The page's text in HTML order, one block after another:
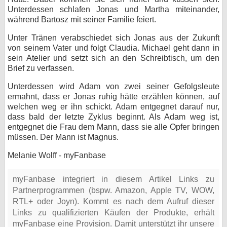
Unterdessen schlafen Jonas und Martha miteinander,
während Bartosz mit seiner Familie feiert.
Unter Tränen verabschiedet sich Jonas aus der Zukunft
von seinem Vater und folgt Claudia. Michael geht dann in
sein Atelier und setzt sich an den Schreibtisch, um den
Brief zu verfassen.
Unterdessen wird Adam von zwei seiner Gefolgsleute
ermahnt, dass er Jonas ruhig hätte erzählen können, auf
welchen weg er ihn schickt. Adam entgegnet darauf nur,
dass bald der letzte Zyklus beginnt. Als Adam weg ist,
entgegnet die Frau dem Mann, dass sie alle Opfer bringen
müssen. Der Mann ist Magnus.
Melanie Wolff - myFanbase
myFanbase integriert in diesem Artikel Links zu
Partnerprogrammen (bspw. Amazon, Apple TV, WOW,
RTL+ oder Joyn). Kommt es nach dem Aufruf dieser
Links zu qualifizierten Käufen der Produkte, erhält
myFanbase eine Provision. Damit unterstützt ihr unsere